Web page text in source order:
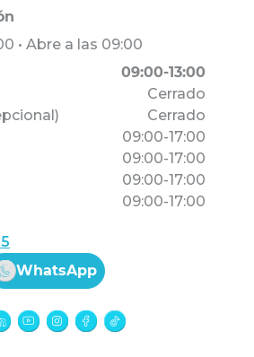
• Abre a las 09:00
09:00-13:00
Cerrado
Cerrado
09:00-17:00
09:00-17:00
09:00-17:00
09:00-17:00
WhatsApp